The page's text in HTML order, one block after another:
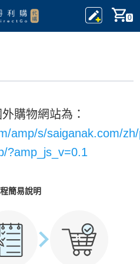
0
購物網站為：
amp/s/saiganak.com/
?amp_js_v=0.1
簡易說明